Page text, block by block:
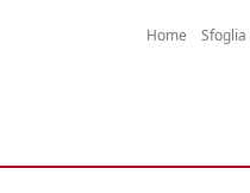
Home Sfoglia